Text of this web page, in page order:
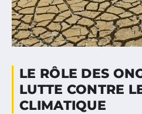
LE RÔLE DES
LUTTE CONTRE
CLIMATIQUE